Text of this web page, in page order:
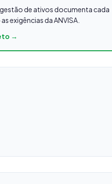
de ativos documenta cada
exigências da ANVISA.
→